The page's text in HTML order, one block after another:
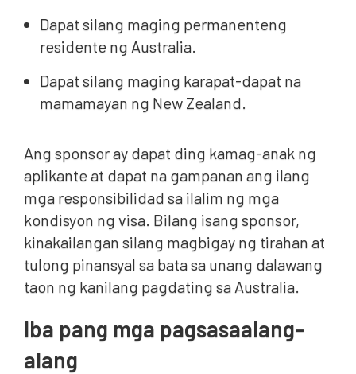
Dapat silang maging permanenteng
residente ng Australia.
Dapat silang maging karapat-dapat na
mamamayan ng New Zealand.
Ang sponsor ay dapat ding kamag-anak ng
aplikante at dapat na gampanan ang ilang
mga responsibilidad sa ilalim ng mga
kondisyon ng visa. Bilang isang sponsor,
kinakailangan silang magbigay ng tirahan at
tulong pinansyal sa bata sa unang dalawang
taon ng kanilang pagdating sa Australia.
Iba pang mga pagsasaalang-
alang